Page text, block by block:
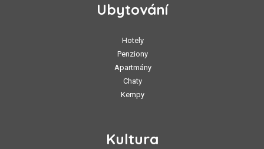
Ubytování
Hotely
Penziony
Apartmány
Chaty
Kempy
Kultura